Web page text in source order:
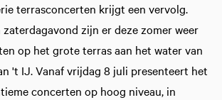
terrasconcerten krijgt een vervolg.
zijn er deze zomer weer
op het grote terras aan het water van
't IJ. Vanaf vrijdag 8 juli presenteert het
concerten op hoog niveau, in